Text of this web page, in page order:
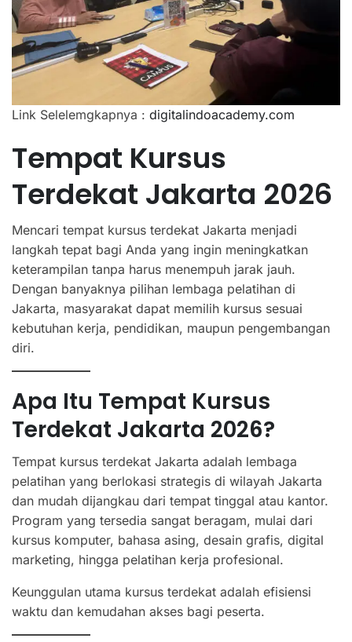
Link Selelemgkapnya : digitalindoacademy.com
Tempat Kursus
Terdekat Jakarta 2026
Mencari tempat kursus terdekat Jakarta menjadi
langkah tepat bagi Anda yang ingin meningkatkan
keterampilan tanpa harus menempuh jarak jauh.
Dengan banyaknya pilihan lembaga pelatihan di
Jakarta, masyarakat dapat memilih kursus sesuai
kebutuhan kerja, pendidikan, maupun pengembangan
diri.
Apa Itu Tempat Kursus
Terdekat Jakarta 2026?
Tempat kursus terdekat Jakarta adalah lembaga
pelatihan yang berlokasi strategis di wilayah Jakarta
dan mudah dijangkau dari tempat tinggal atau kantor.
Program yang tersedia sangat beragam, mulai dari
kursus komputer, bahasa asing, desain grafis, digital
marketing, hingga pelatihan kerja profesional.
Keunggulan utama kursus terdekat adalah efisiensi
waktu dan kemudahan akses bagi peserta.